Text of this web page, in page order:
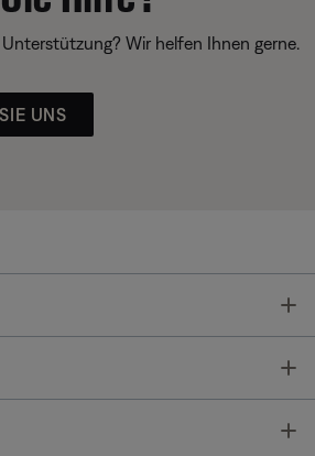
Wir helfen Ihnen gerne.
UNS